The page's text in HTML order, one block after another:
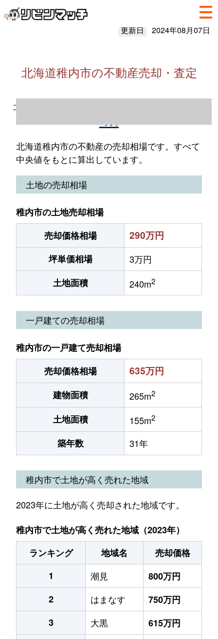
更新日 2024年08月07日
北海道稚内市の不動産売却・査定
北海道稚内市の不動産売却情報（2023年1～
北海道稚内市の不動産の売却相場です。すべて
中央値をもとに算出しています。
土地の売却相場
稚内市の土地売却相場
売却価格相場
290万円
坪単価相場
3万円
土地面積
240m2
一戸建ての売却相場
稚内市の一戸建て売却相場
売却価格相場
635万円
建物面積 265m2
土地面積 155m2
築年数 31年
稚内市で土地が高く売れた地域
2023年に土地が高く売却された地域です。
稚内市で土地が高く売れた地域（2023年）
ランキング
地域名
売却価格
1
潮見
800万円
2
はまなす
750万円
3
大黒
615万円